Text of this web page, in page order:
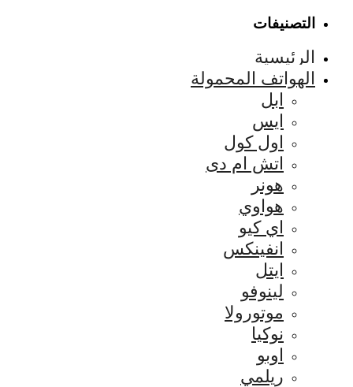
التصنيفات
الرئيسية
الهواتف المحمولة
ابل
ايس
اول كول
اتش ام دى
هونر
هواوي
اي كيو
انفينكس
ايتل
لينوفو
موتورولا
نوكيا
اوبو
ريلمي